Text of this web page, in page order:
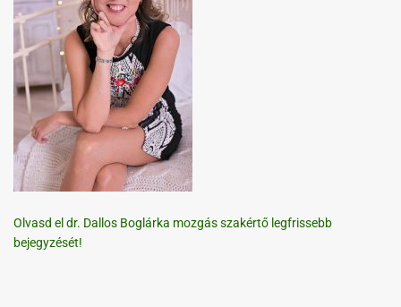
Olvasd el dr. Dallos Boglárka mozgás szakértő legfrissebb
bejegyzését!